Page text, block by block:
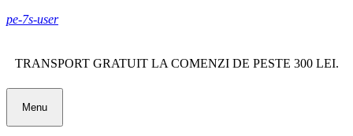
pe-7s-user
TRANSPORT GRATUIT LA COMENZI DE PESTE 300 LEI.
Menu